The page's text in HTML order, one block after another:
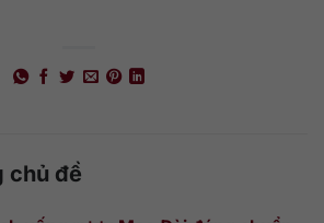
chủ đề